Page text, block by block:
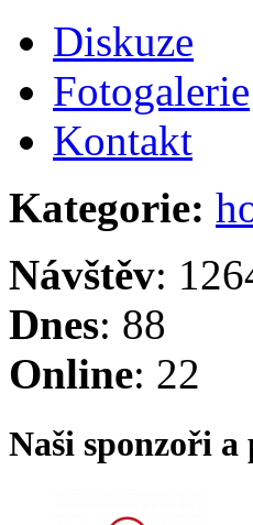
Diskuze
Fotogalerie
Kontakt
Kategorie:
Návštěv:
Dnes: 88
Online: 22
Naši sponzoři